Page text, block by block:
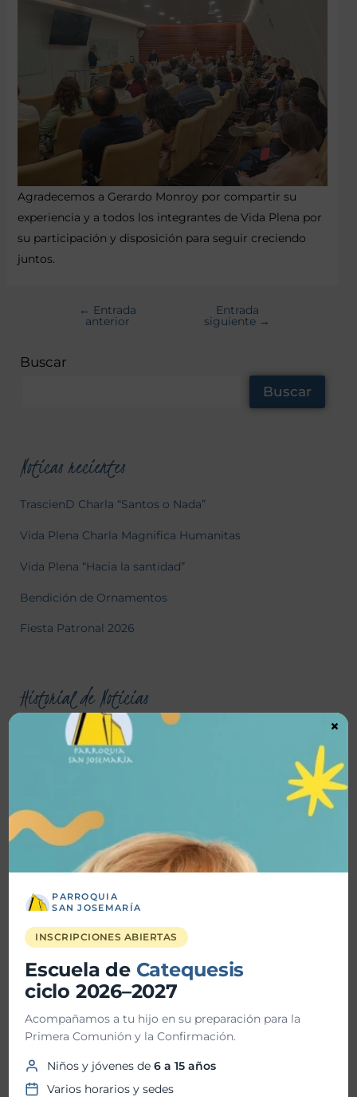
Agradecemos a Gerardo Monroy por compartir su
experiencia y a todos los integrantes de Vida Plena por
su participación y disposición para seguir creciendo
juntos.
← Entrada
anterior
Entrada
siguiente →
Buscar
Buscar
Noticas recientes
TrascienD Charla “Santos o Nada”
Vida Plena Charla Magnifica Humanitas
Vida Plena “Hacia la santidad”
Bendición de Ornamentos
Fiesta Patronal 2026
Historial de Noticias
julio 2026
junio 2026
abril 2026
marzo 2026
febrero 2026
diciembre 2025
noviembre 2025
octubre 2025
septiembre 2025
agosto 2025
PARROQUIA
SAN JOSEMARÍA
INSCRIPCIONES ABIERTAS
Escuela de Catequesis
ciclo 2026–2027
Acompañamos a tu hijo en su preparación para la
Primera Comunión y la Confirmación.
Niños y jóvenes de6 a 15 años
Varios horarios y sedes
×